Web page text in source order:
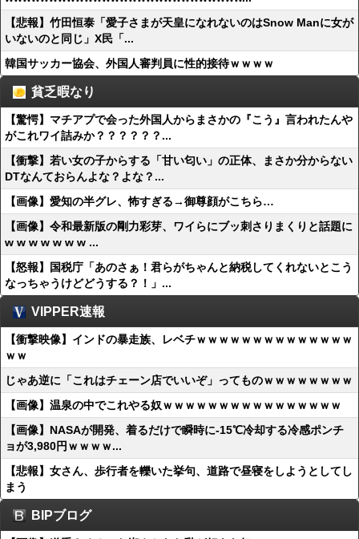
【悲報】竹田恒泰「愛子さまが天皇になれないのはSnow Manに女が
いないのと同じ」X民「...
韓国サッカー協会、外国人審判員に性的接待ｗｗｗｗ
貧乏暇なり
【驚愕】マチアプで会った外国人からまさかの『こう』言われたんや
がこれワイ詰みか？？？？？？...
【衝撃】若い女の子からする「甘い匂い」の正体、まさか分からない
DTなんておらんよな？よな？...
【画像】愛知の半グレ、怖すぎる→御尊顔がこちら…
【画像】令和最新版の剛力彩芽、ワイらにブッ刺さりまくりと話題に
w w w w w w w ...
【怒報】国税庁「あのさぁ！君らがちゃんと納税してくれないとこう
なっちゃうけどどうする？！」...
VIPPER速報
【衝撃映像】インドの暴走族、レベチｗｗｗｗｗｗｗｗｗｗｗｗｗｗ
ｗｗ
じゃあ逆に「これはチェーン店でいいぞ」ってものｗｗｗｗｗｗｗｗ
【画像】温泉の中でこれやる奴ｗｗｗｗｗｗｗｗｗｗｗｗｗｗｗｗ
【画像】NASAが開発、着るだけで瞬時に-15℃冷却する冷感ポンチ
ョが3,980円ｗｗｗｗ...
【悲報】女さん、歩行者を轢いた挙句、道路で昼寝をしようとしてし
まう
BIPブログ